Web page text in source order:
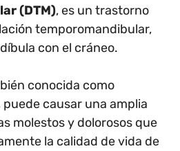
(DTM), es un trastorno
temporomandibular,
con el cráneo.
conocida como
puede causar una amplia
molestos y dolorosos que
la calidad de vida de